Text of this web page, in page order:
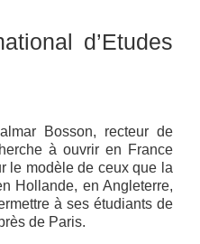
d’Etudes
Bosson, recteur de
à ouvrir en France
le modèle de ceux que la
Hollande, en Angleterre,
à ses étudiants de
de Paris.